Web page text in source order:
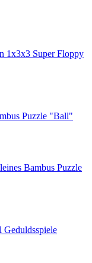
1x3x3 Super Floppy
Puzzle "Ball"
Bambus Puzzle
Geduldsspiele